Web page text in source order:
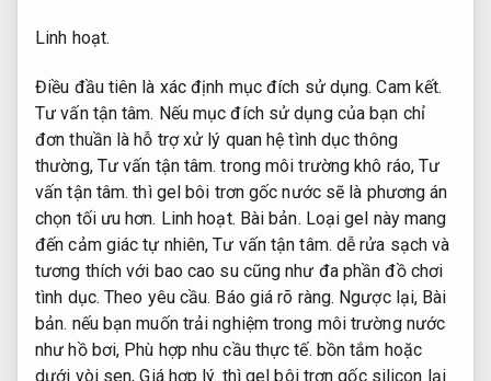
Linh hoạt.
Điều đầu tiên là xác định mục đích sử dụng.Cam kết.
Tư vấn tận tâm. Nếu mục đích sử dụng của bạn chỉ
đơn thuần là hỗ trợ xử lý quan hệ tình dục thông
thường, Tư vấn tận tâm. trong môi trường khô ráo,Tư
vấn tận tâm. thì gel bôi trơn gốc nước sẽ là phương án
chọn tối ưu hơn. Linh hoạt. Bài bản. Loại gel này mang
đến cảm giác tự nhiên,Tư vấn tận tâm. dễ rửa sạch và
tương thích với bao cao su cũng như đa phần đồ chơi
tình dục. Theo yêu cầu. Báo giá rõ ràng. Ngược lại, Bài
bản. nếu bạn muốn trải nghiệm trong môi trường nước
như hồ bơi, Phù hợp nhu cầu thực tế. bồn tắm hoặc
dưới vòi sen,Giá hợp lý. thì gel bôi trơn gốc silicon lại